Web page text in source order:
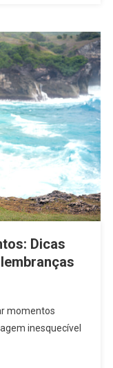
Dicas
momentos
inesquecível